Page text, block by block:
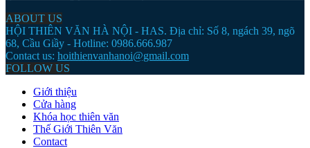
ABOUT US
HỘI THIÊN VĂN HÀ NỘI - HAS. Địa chỉ: Số 8, ngách 39, ngõ
68, Cầu Giầy - Hotline: 0986.666.987
Contact us: hoithienvanhanoi@gmail.com
FOLLOW US
Giới thiệu
Cửa hàng
Khóa học thiên văn
Thế Giới Thiên Văn
Contact